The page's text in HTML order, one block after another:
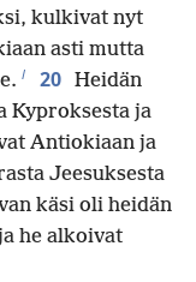
kulkivat nyt
asti mutta
l 20 Heidän
Kyproksesta ja
Antiokiaan ja
Jeesuksesta
käsi oli heidän
he alkoivat